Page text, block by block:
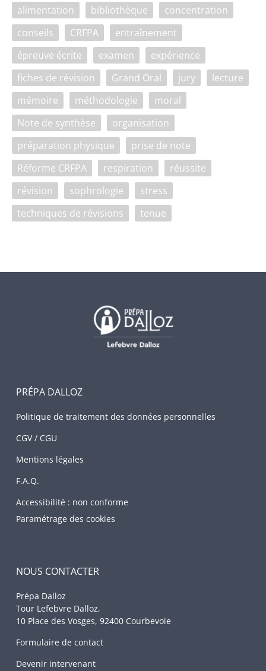
alimentation bibliothèque
concentration
conseils
CRFPA
entraînement
épreuve écrite
examen
expérience
fiches de révision
Grand Oral jury
lecture
mémoire
méthodologie
moral
Note de synthèse
organisation
préparation physique
prise de note
Réforme CRFPA
respiration
réussite
révision
sophrologie
stress
techniques de révisions
tenue
PRÉPA DALLOZ
Politique de traitement des données personnelles
CGV / CGU
Mentions légales
F.A.Q.
Accessibilité : non conforme
Paramétrage des cookies
NOUS CONTACTER
Prépa Dalloz
Tour Lefebvre Dalloz,
10 Place des Vosges, 92400 Courbevoie
Formulaire de contact
Devenir intervenant